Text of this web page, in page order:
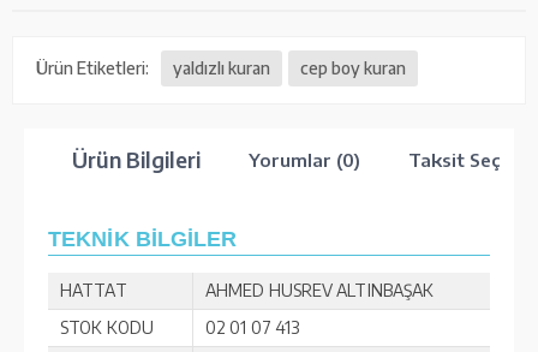
Ürün Etiketleri: yaldızlı kuran cep boy kuran
Ürün Bilgileri Yorumlar (0) Taksit
TEKNİK BİLGİLER
HATTAT
AHMED HUSREV ALTINBAŞAK
STOK KODU
02 01 07 413